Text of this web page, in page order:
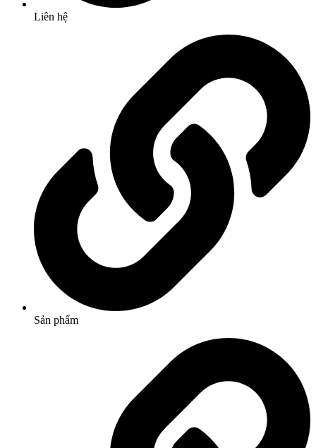
Liên hệ
Sản phẩm